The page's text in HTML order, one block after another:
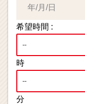
希望時間 :
時
分